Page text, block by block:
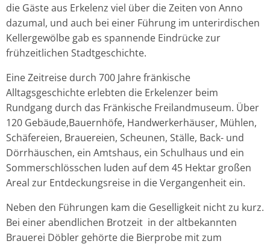
die Gäste aus Erkelenz viel über die Zeiten von Anno
dazumal, und auch bei einer Führung im unterirdischen
Kellergewölbe gab es spannende Eindrücke zur
frühzeitlichen Stadtgeschichte.
Eine Zeitreise durch 700 Jahre fränkische
Alltagsgeschichte erlebten die Erkelenzer beim
Rundgang durch das Fränkische Freilandmuseum. Über
120 Gebäude,Bauernhöfe, Handwerkerhäuser, Mühlen,
Schäfereien, Brauereien, Scheunen, Ställe, Back- und
Dörrhäuschen, ein Amtshaus, ein Schulhaus und ein
Sommerschlösschen luden auf dem 45 Hektar großen
Areal zur Entdeckungsreise in die Vergangenheit ein.
Neben den Führungen kam die Geselligkeit nicht zu kurz.
Bei einer abendlichen Brotzeit in der altbekannten
Brauerei Döbler gehörte die Bierprobe mit zum